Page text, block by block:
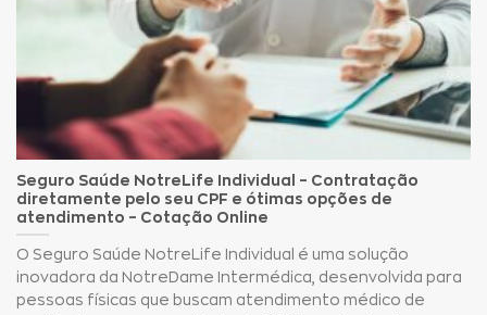
Seguro Saúde NotreLife Individual – Contratação
diretamente pelo seu CPF e ótimas opções de
atendimento – Cotação Online
O Seguro Saúde NotreLife Individual é uma solução
inovadora da NotreDame Intermédica, desenvolvida para
pessoas físicas que buscam atendimento médico de